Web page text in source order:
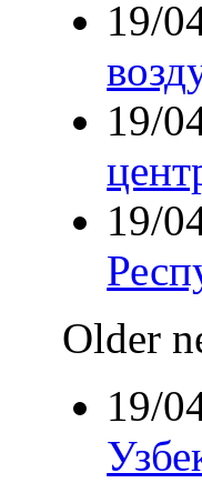
19/
19/
19/
Older
19/